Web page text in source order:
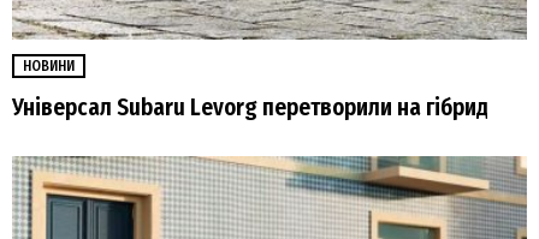
НОВИНИ
Універсал Subaru Levorg перетворили на гібрид